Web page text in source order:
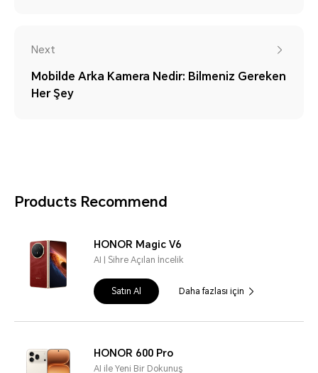
Next
Mobilde Arka Kamera Nedir: Bilmeniz Gereken
Her Şey
Products Recommend
HONOR Magic V6
AI | Sihre Açılan İncelik
Satın Al Daha fazlası için
HONOR 600 Pro
AI ile Yeni Bir Dokunuş